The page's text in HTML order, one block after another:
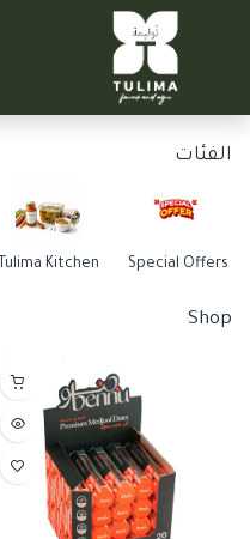
الفئات
Special Offers
Tulima Kitchen
Shop